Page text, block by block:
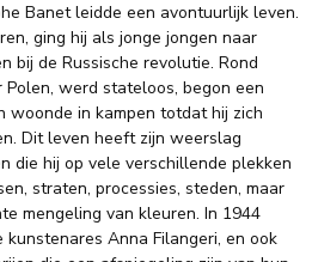
Banet leidde een avontuurlijk leven.
ging hij als jonge jongen naar
bij de Russische revolutie. Rond
werd stateloos, begon een
woonde in kampen totdat hij zich
Dit leven heeft zijn weerslag
die hij op vele verschillende plekken
straten, processies, steden, maar
mengeling van kleuren. In 1944
Anna Filangeri, en ook